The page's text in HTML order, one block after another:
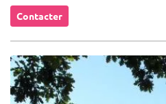
Contacter